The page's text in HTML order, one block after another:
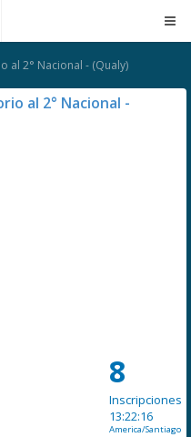
al 2° Nacional - (Qualy)
al 2° Nacional -
8
Inscripciones
13:22:16
America/Santiago